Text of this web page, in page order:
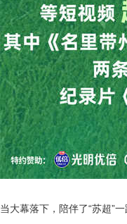
当大幕落下，陪伴了“苏超”